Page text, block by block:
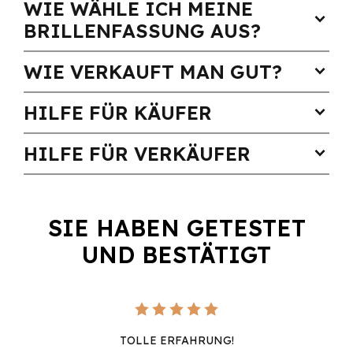
WIE WÄHLE ICH MEINE
BRILLENFASSUNG AUS?
expand_more
WIE VERKAUFT MAN GUT? expand_more
HILFE FÜR KÄUFER expand_more
HILFE FÜR VERKÄUFER expand_more
SIE HABEN GETESTET
UND BESTÄTIGT
TOLLE ERFAHRUNG!